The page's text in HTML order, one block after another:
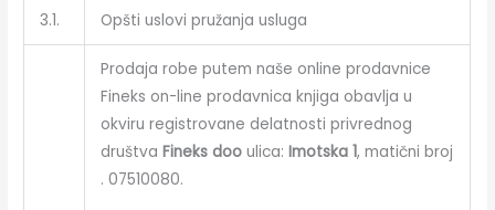
3.1. Opšti uslovi pružanja usluga
Prodaja robe putem naše online prodavnice
Fineks on-line prodavnica knjiga obavlja u
okviru registrovane delatnosti privrednog
društva Fineks dooulica: Imotska 1, matični broj
. 07510080.